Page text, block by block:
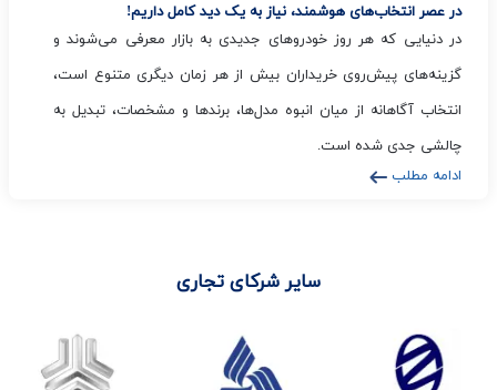
در عصر انتخاب‌های هوشمند، نیاز به یک دید کامل داریم!
در دنیایی که هر روز خودروهای جدیدی به بازار معرفی می‌شوند و
گزینه‌های پیش‌روی خریداران بیش از هر زمان دیگری متنوع است،
انتخاب آگاهانه از میان انبوه مدل‌ها، برندها و مشخصات، تبدیل به
چالشی جدی شده است.
ادامه مطلب
سایر شرکای تجاری